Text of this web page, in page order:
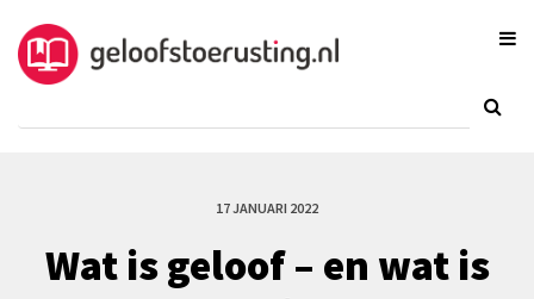
17 JANUARI 2022
Wat is geloof – en wat is